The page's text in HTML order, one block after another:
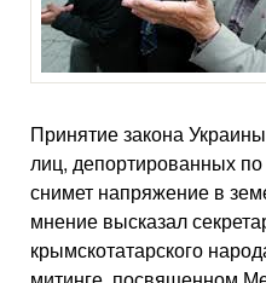
Принятие закона
лиц, депортированных
снимет напряжение в
мнение высказал
крымскотатарского